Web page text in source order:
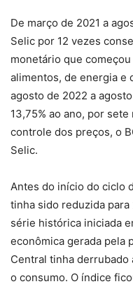
De março de 2021 a
Selic por 12 vezes
monetário que
alimentos, de energia e
agosto de 2022 a
13,75% ao ano, por
controle dos preços, o
Selic.
Antes do início do ciclo
tinha sido reduzida para
série histórica iniciada
econômica gerada pela
Central tinha derrubado
o consumo. O índice